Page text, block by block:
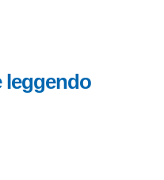
leggendo